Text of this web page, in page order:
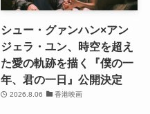
シュー・グァンハン×アン
ジェラ・ユン、時空を超え
た愛の軌跡を描く『僕の一
年、君の一日』公開決定
2026.8.06 香港映画